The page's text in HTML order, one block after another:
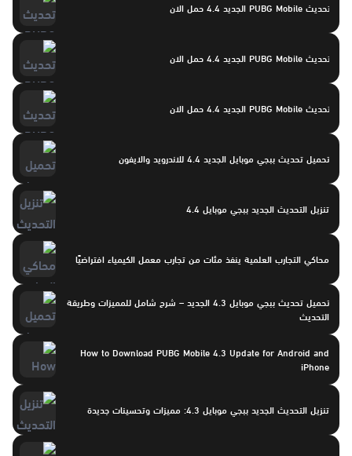
تحديث PUBG Mobile الجديد 4.4 حمل الان
تحديث PUBG Mobile الجديد 4.4 حمل الان
تحديث PUBG Mobile الجديد 4.4 حمل الان
تحميل تحديث ببجي موبايل الجديد 4.4 للاندرويد والايفون
تنزيل التحديث الجديد ببجي موبايل 4.4
محاكي التجارب العلمية ينفذ مئات من تجارب معمل الكيمياء افتراضيًا
تحميل تحديث ببجي موبايل 4.3 الجديد – شرح شامل للمميزات وطريقة
التحديث
How to Download PUBG Mobile 4.3 Update for Android and
iPhone
تنزيل التحديث الجديد ببجي موبايل 4.3: مميزات وتحسينات جديدة